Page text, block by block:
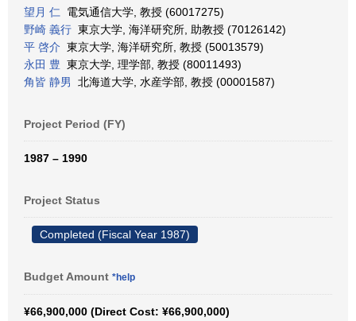
望月 仁 電気通信大学, 教授 (60017275)
野崎 義行 東京大学, 海洋研究所, 助教授 (70126142)
平 啓介 東京大学, 海洋研究所, 教授 (50013579)
永田 豊 東京大学, 理学部, 教授 (80011493)
角皆 静男
北海道大学, 水産学部, 教授 (00001587)
Project Period (FY)
1987 – 1990
Project Status
Completed (Fiscal Year 1987)
Budget Amount *help
¥66,900,000 (Direct Cost: ¥66,900,000)